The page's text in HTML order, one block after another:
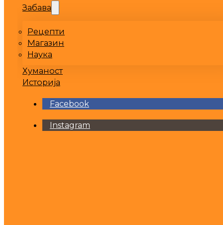
Забава
Рецепти
Магазин
Наука
Хуманост
Историја
Facebook
Instagram